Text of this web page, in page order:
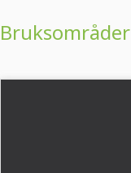
Bruksområder